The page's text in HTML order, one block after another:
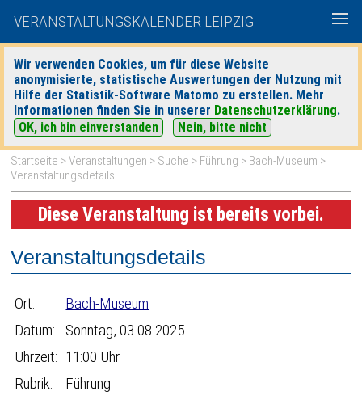
VERANSTALTUNGSKALENDER LEIPZIG
Wir verwenden Cookies, um für diese Website
anonymisierte, statistische Auswertungen der Nutzung mit
Hilfe der Statistik-Software Matomo zu erstellen. Mehr
Informationen finden Sie in unserer Datenschutzerklärung.
OK, ich bin einverstanden
Nein, bitte nicht
heute|morgen| Detaillierte Suche
Startseite >Veranstaltungen > Suche > Führung > Bach-Museum >
Veranstaltungsdetails
Diese Veranstaltung ist bereits vorbei.
Veranstaltungsdetails
Ort:
Bach-Museum
Datum:
Sonntag, 03.08.2025
Uhrzeit: 11:00 Uhr
Rubrik:
Führung